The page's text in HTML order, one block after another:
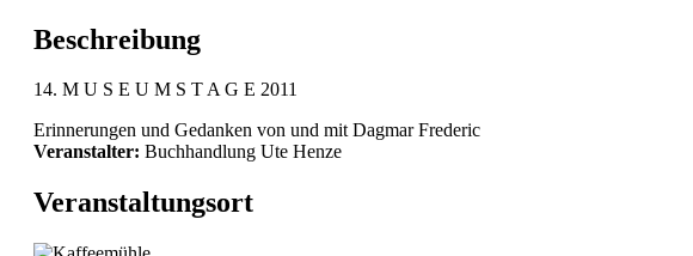
Beschreibung
14. M U S E U M S T A G E 2011
Erinnerungen und Gedanken von und mit Dagmar Frederic
Veranstalter: Buchhandlung Ute Henze
Veranstaltungsort